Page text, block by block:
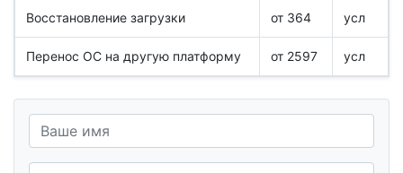
Восстановление загрузки от 364 усл
Перенос ОС на другую платформу от 2597 усл